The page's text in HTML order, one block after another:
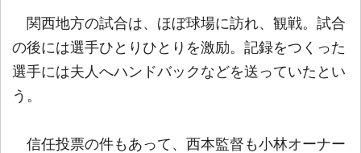
関西地方の試合は、ほぼ球場に訪れ、観戦。試合
の後には選手ひとりひとりを激励。記録をつくった
選手には夫人へハンドバックなどを送っていたとい
う。
信任投票の件もあって、西本監督も小林オーナー